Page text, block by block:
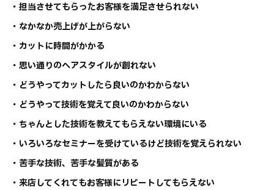
・担当させてもらったお客様を満足させられない
・なかなか売上げが上がらない
・カットに時間がかかる
・思い通りのヘアスタイルが創れない
・どうやってカットしたら良いのかわからない
・どうやって技術を覚えて良いのかわからない
・ちゃんとした技術を教えてもらえない環境にいる
・いろいろなセミナーを受けているけど技術を覚えられない
・苦手な技術、苦手な髪質がある
・来店してくれてもお客様にリピートしてもらえない